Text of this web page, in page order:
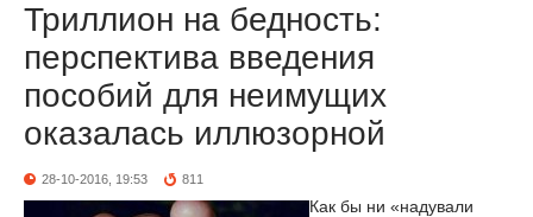
Триллион на бедность:
перспектива введения
пособий для неимущих
оказалась иллюзорной
28-10-2016, 19:53 811
Как бы ни «надували